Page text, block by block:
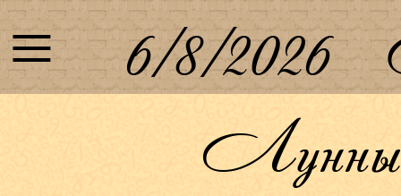
≡ 6/8/2026
Лунный